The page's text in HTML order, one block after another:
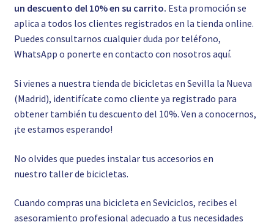
un descuento del 10% en su carrito. Esta promoción se
aplica a todos los clientes registrados en la tienda online.
Puedes consultarnos cualquier duda por teléfono,
WhatsApp o ponerte en contacto con nosotros aquí.
Si vienes a nuestra tienda de bicicletas en Sevilla la Nueva
(Madrid), identifícate como cliente ya registrado para
obtener también tu descuento del 10%. Ven a conocernos,
¡te estamos esperando!
No olvides que puedes instalar tus accesorios en
nuestro taller de bicicletas.
Cuando compras una bicicleta en Seviciclos, recibes el
asesoramiento profesional adecuado a tus necesidades